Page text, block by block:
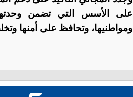
على الأسس التي تضمن وحدتها
ومواطنيها، وتحافظ على أمنها